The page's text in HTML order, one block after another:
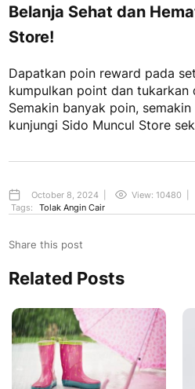
Belanja Sehat dan
Store!
Dapatkan poin reward pada
kumpulkan point dan tukarkan
Semakin banyak poin,
kunjungi Sido Muncul Store
October 8, 2024 View: 10480
Tags:
Tolak Angin Cair
Share this post
Related Posts